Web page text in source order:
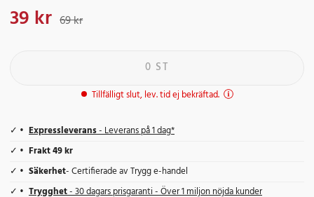
Nuvarande pris
39 kr 69 kr
0 ST
Tillfälligt slut, lev. tid ej bekräftad.
Expressleverans- Leverans på 1 dag*
Frakt 49 kr
Säkerhet- Certifierade av Trygg e-handel
Trygghet- 30 dagars prisgaranti - Över 1 miljon nöjda kunder